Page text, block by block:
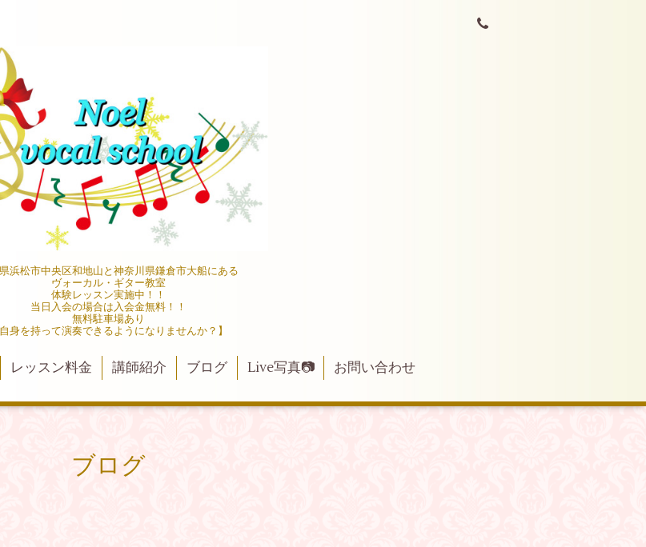
浜松市中央区和地山と神奈川県鎌倉市大船にある
ヴォーカル・ギター教室
体験レッスン実施中！！
当日入会の場合は入会金無料！！
無料駐車場あり
自身を持って演奏できるようになりませんか？】
レッスン料金 講師紹介 ブログ Live写真📷 お問い合わせ
ブログ